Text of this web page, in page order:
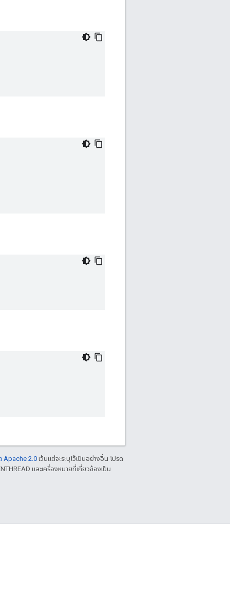
Apache 2.0เว้นแต่จะระบุไว้เป็นอย่างอื่น โปรด
และเครื่องหมายที่เกี่ยวข้องเป็น